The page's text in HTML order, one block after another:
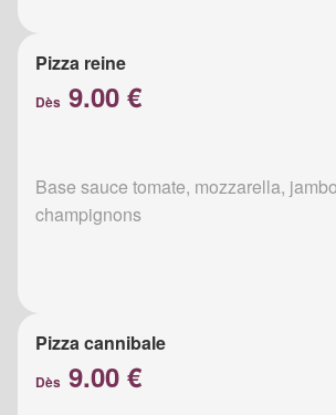
Pizza reine
Dès 9.00 €
Base sauce tomate, mozzarella,
champignons
Pizza cannibale
Dès 9.00 €